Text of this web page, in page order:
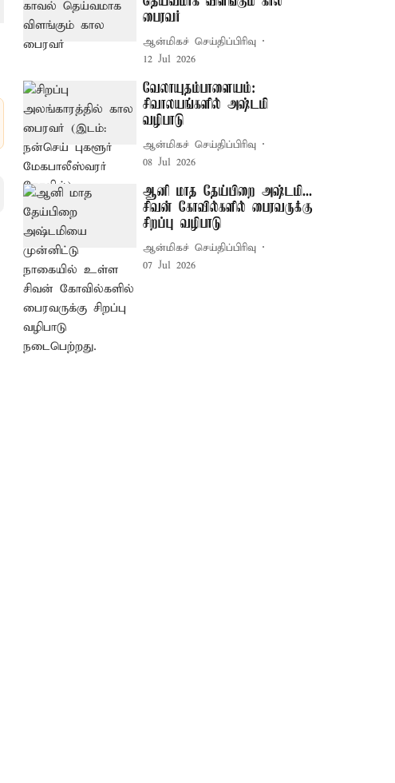
பைரவர்
ஆன்மிகச் செய்திப்பிரிவு
12 Jul 2026
வேலாயுதம்பாளையம்:
சிவாலயங்களில் அஷ்டமி
வழிபாடு
ஆன்மிகச் செய்திப்பிரிவு
08 Jul 2026
ஆனி மாத தேய்பிறை அஷ்டமி...
சிவன் கோவில்களில் பைரவருக்கு
சிறப்பு வழிபாடு
ஆன்மிகச் செய்திப்பிரிவு
07 Jul 2026